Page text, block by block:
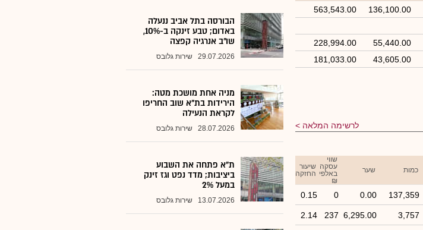
136,100.00
563,543.00
55,440.00
228,994.00
43,605.00
181,033.00
לרשימה המלאה
כמות שער
שווי
עסקה
באלפי
₪
שיעור
החזקה
137,359
0.00
0
0.15
3,757
6,295.00
237
2.14
הבורסה בתל אביב ננעלה
באדום; טבע זינקה ב-10%,
שו"ב אנרגיה קפצה
29.07.2026 שירות גלובס
מניה אחת מושכת מטה:
הירידות בת"א שוב החריפו
לקראת הנעילה
28.07.2026 שירות גלובס
ת"א פתחה את השבוע
ביציבות; מדד נפט וגז זינק
במעל 2%
13.07.2026 שירות גלובס